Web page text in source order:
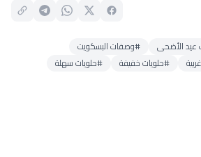
عيد الأضحى
#وصفات البسكويت
#حلويات خفيفة #حلويات سهلة